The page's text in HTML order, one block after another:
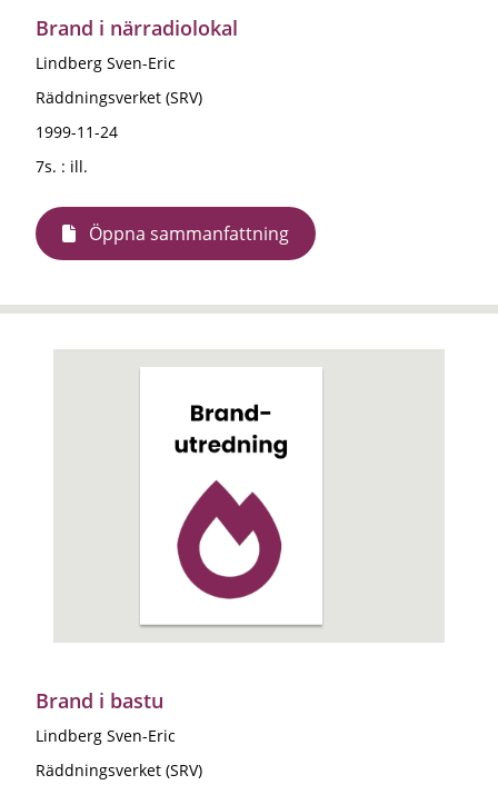
Brand i närradiolokal
Lindberg Sven-Eric
Räddningsverket (SRV)
1999-11-24
7s. : ill.
Öppna sammanfattning
Brand i bastu
Lindberg Sven-Eric
Räddningsverket (SRV)